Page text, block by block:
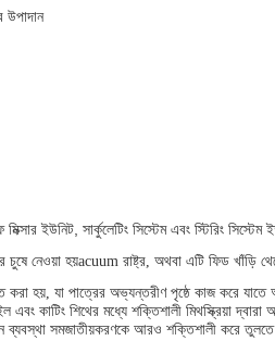
উপাদান
ইউনিট, সার্কুলেটিং সিস্টেম এবং স্টিরিং সিস্টেম
চুষে নেওয়া হয়acuum রাষ্ট্র, অথবা এটি ফিড খাঁড়ি
করা হয়, যা পাত্রের অভ্যন্তরীণ পৃষ্ঠে কাজ করে
এবং কাটিং শিথের মধ্যে শক্তিশালী
সমজাতীয়করণকে আরও শক্তিশালী করে তুলতে